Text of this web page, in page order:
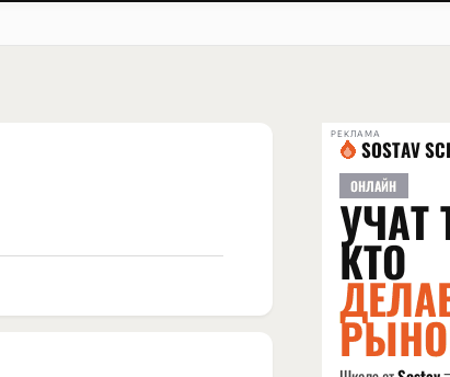
РЕКЛАМА